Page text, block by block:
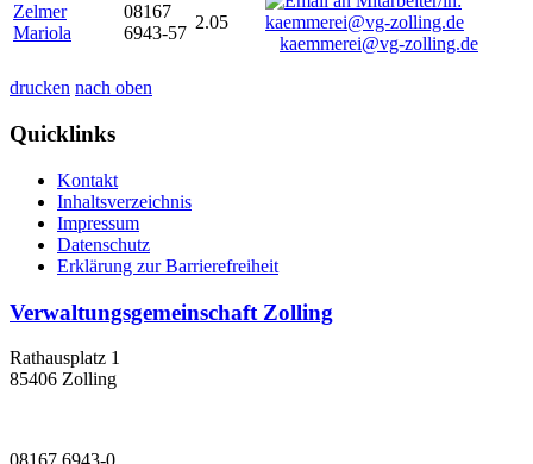
Zelmer
Mariola
08167
6943-57
2.05
kaemmerei@vg-zolling.de
drucken nach oben
Quicklinks
Kontakt
Inhaltsverzeichnis
Impressum
Datenschutz
Erklärung zur Barrierefreiheit
Verwaltungsgemeinschaft Zolling
Rathausplatz 1
85406 Zolling